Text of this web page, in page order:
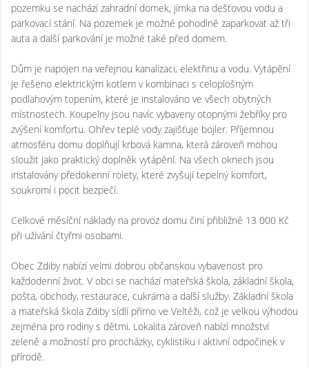
pozemku se nachází zahradní domek, jímka na dešťovou vodu a
parkovací stání. Na pozemek je možné pohodlně zaparkovat až tři
auta a další parkování je možné také před domem.
Dům je napojen na veřejnou kanalizaci, elektřinu a vodu. Vytápění
je řešeno elektrickým kotlem v kombinaci s celoplošným
podlahovým topením, které je instalováno ve všech obytných
místnostech. Koupelny jsou navíc vybaveny otopnými žebříky pro
zvýšení komfortu. Ohřev teplé vody zajišťuje bojler. Příjemnou
atmosféru domu doplňují krbová kamna, která zároveň mohou
sloužit jako praktický doplněk vytápění. Na všech oknech jsou
instalovány předokenní rolety, které zvyšují tepelný komfort,
soukromí i pocit bezpečí.
Celkové měsíční náklady na provoz domu činí přibližně 13 000 Kč
při užívání čtyřmi osobami.
Obec Zdiby nabízí velmi dobrou občanskou vybavenost pro
každodenní život. V obci se nachází mateřská škola, základní škola,
pošta, obchody, restaurace, cukrárna a další služby. Základní škola
a mateřská škola Zdiby sídlí přímo ve Veltěži, což je velkou výhodou
zejména pro rodiny s dětmi. Lokalita zároveň nabízí množství
zeleně a možností pro procházky, cyklistiku i aktivní odpočinek v
přírodě.